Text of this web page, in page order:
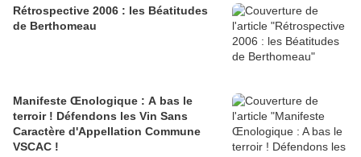
Rétrospective 2006 : les Béatitudes
de Berthomeau
Manifeste Œnologique : A bas le
terroir ! Défendons les Vin Sans
Caractère d'Appellation Commune
VSCAC !